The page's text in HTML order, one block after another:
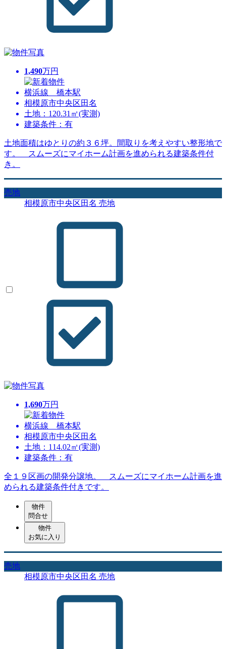
1,490万円
横浜線 橋本駅
相模原市中央区田名
土地：120.31㎡(実測)
建築条件：有
土地面積はゆとりの約３６坪。間取りを考えやすい整形地で
す。 スムーズにマイホーム計画を進められる建築条件付
き。
売地
相模原市中央区田名 売地
1,690万円
横浜線 橋本駅
相模原市中央区田名
土地：114.02㎡(実測)
建築条件：有
全１９区画の開発分譲地。 スムーズにマイホーム計画を進
められる建築条件付きです。
物件
問合せ
物件
お気に入り
売地
相模原市中央区田名 売地